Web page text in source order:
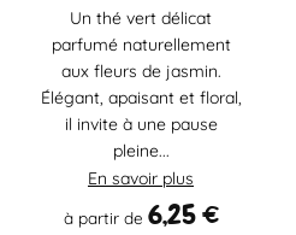
Un thé vert délicat
parfumé naturellement
aux fleurs de jasmin.
Élégant, apaisant et floral,
il invite à une pause
pleine...
En savoir plus
à partir de 6,25€
plusieurs
variations.
Les
options